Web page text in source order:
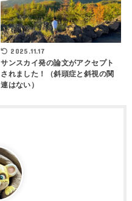
2025.11.17
サンスカイ発の論文がアクセプト
されました！（斜頭症と斜視の関
連はない）